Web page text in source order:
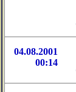
04.08.2001
00:14